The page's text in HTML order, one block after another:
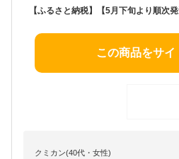
この商品をサイ
クミカン(40代・女性)